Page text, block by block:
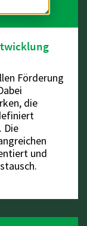
Förderung
die
Die
und